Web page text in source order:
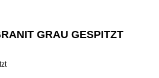
GRAU GESPITZT